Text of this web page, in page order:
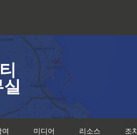
미디어 리소스 조